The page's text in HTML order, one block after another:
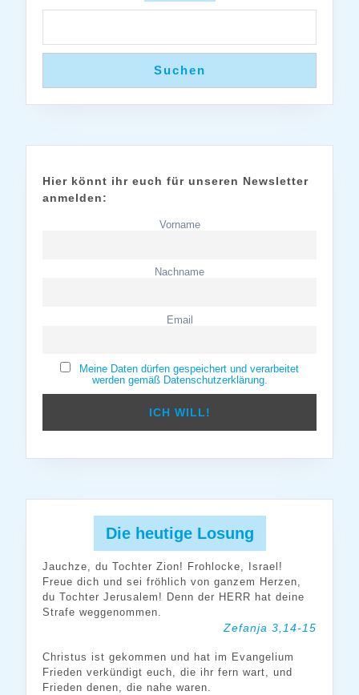
Suchen
Hier könnt ihr euch für unseren Newsletter
anmelden:
Vorname
Nachname
Email
Meine Daten dürfen gespeichert und verarbeitet
werden gemäß Datenschutzerklärung.
Die heutige Losung
Jauchze, du Tochter Zion! Frohlocke, Israel!
Freue dich und sei fröhlich von ganzem Herzen,
du Tochter Jerusalem! Denn der HERR hat deine
Strafe weggenommen.
Zefanja 3,14-15
Christus ist gekommen und hat im Evangelium
Frieden verkündigt euch, die ihr fern wart, und
Frieden denen, die nahe waren.